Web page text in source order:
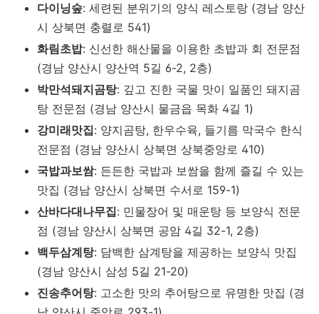
다이닝숲: 세련된 분위기의 양식 레스토랑 (경남 양산
시 상북면 충렬로 541)
화림초밥: 신선한 해산물을 이용한 초밥과 회 전문점
(경남 양산시 양산역 5길 6-2, 2층)
박만석돼지곰탕: 깊고 진한 국물 맛이 일품인 돼지곰
탕 전문점 (경남 양산시 물금읍 목화 4길 1)
강미래맛집: 양지곰탕, 한우수육, 들기름 막국수 한식
전문점 (경남 양산시 상북면 상북중앙로 410)
국밥과보쌈: 든든한 국밥과 보쌈을 함께 즐길 수 있는
맛집 (경남 양산시 상북면 수서로 159-1)
산바다대나무집: 민물장어 및 매운탕 등 보양식 전문
점 (경남 양산시 상북면 공암 4길 32-1, 2층)
백두삼계탕: 담백한 삼계탕을 제공하는 보양식 맛집
(경남 양산시 삼성 5길 21-20)
진송추어탕: 고소한 맛의 추어탕으로 유명한 맛집 (경